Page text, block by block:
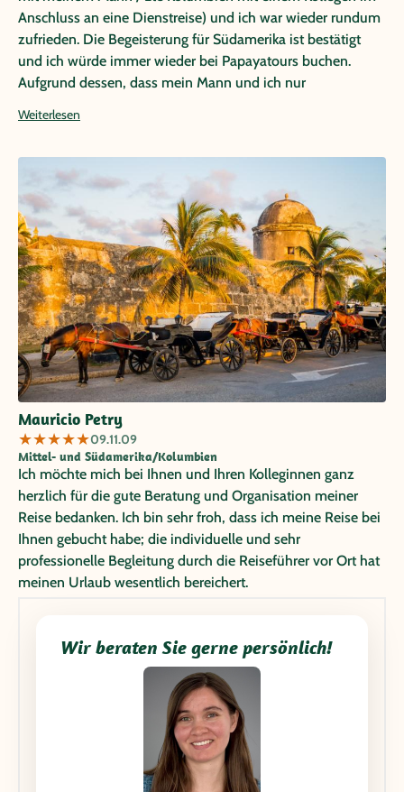
Anschluss an eine Dienstreise) und ich war wieder rundum
zufrieden. Die Begeisterung für Südamerika ist bestätigt
und ich würde immer wieder bei Papayatours buchen.
Aufgrund dessen, dass mein Mann und ich nur
beraten, weil auf unsere Wünsche eingegangen wird und
erhalten. Aufgrund dessen, dass es eine Individualreise war
wurde der Transfer selbst organisiert (Taxi) und keine
gebuchten Ausflüge sowie keine Reiseleitung in Anspruch
genommen. Die Reise fand im Anschluss an eine
Dienstreise in Bogotá / Kolumbien statt. Wir waren privat in
Cartagena / Kolumbien und Papaya Tours hat uns das Hotel
"Monterrey" empfohlen und - nach Bestätigung - gebucht.
Das Hotel hatte eine Top Lage zu einem sehr guten Preis.
Hier wurden unsere Vorstellungen sehr gut umgesetzt und
uns wunschgemäß kein 5* Hotel im Abseits angeboten,
sondern ein Hotel mit viel Charme, welches direkt an der
Stadtmauer liegt (außerhalb) - zum Haupttor geht man
lediglich über einen großen Platz (1 - 2 Min.) und ist
innerhalb der Stadtmauer. Das Hotel ist ein kleines Hotel
mit südamerikanischem Ambiente. Gefrühstück wird in
einem nett bepflanzten Innenhof. Die Zimmer sind
klimatisiert, haben TV und W-LAN (kostenlos / mit
Passwort). Cartagena ist die schönste Stadt, die ich je
gesehen habe (und das waren schon einige) und ich würde
jedem, der es irgendwie einrichten kann nur empfehlen
wir haben uns absolut frei bewegt (bei Tag und Nacht) und
sind auch Taxi gefahren (ohne Vorbuchung).
Weiterlesen
Mauricio Petry
★★★★★09.11.09
Mittel- und Südamerika/Kolumbien
Ich möchte mich bei Ihnen und Ihren Kolleginnen ganz
herzlich für die gute Beratung und Organisation meiner
Reise bedanken. Ich bin sehr froh, dass ich meine Reise bei
Ihnen gebucht habe; die individuelle und sehr
professionelle Begleitung durch die Reiseführer vor Ort hat
meinen Urlaub wesentlich bereichert.
Wir beraten Sie gerne persönlich!